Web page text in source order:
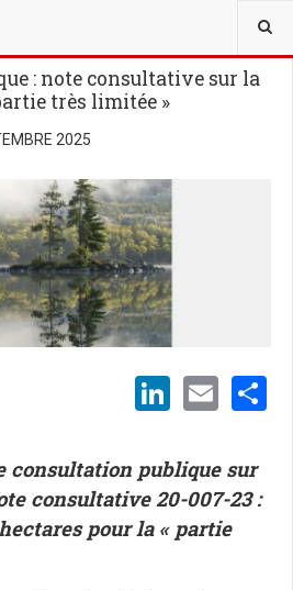
: note consultative sur la
très limitée »
2025
consultation publique sur
consultative 20-007-23 :
pour la « partie